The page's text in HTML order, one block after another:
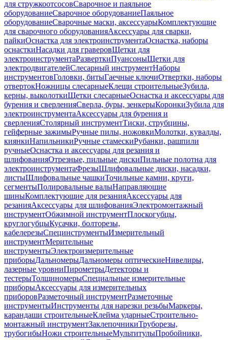
для стружкоотсосовСварочное и паяльное
оборудованиеСварочное оборудованиеПаяльное
оборудованиеСварочные маски, аксессуарыКомплектующие
для сварочного оборудованияАксессуары для сварки,
пайкиОснастка для электроинструментаОснастка, наборы
оснасткиНасадки для граверовЩетки для
электроинструментаРазверткиПуансоныЩетки для
электродвигателейСлесарный инструментНаборы
инструментовГоловки, битыГаечные ключиОтвертки, наборы
отвертокНожницы слесарныеКлещи строительныеЗубила,
керны, выколоткиЩетки слесарныеОснастка и аксессуары для
бурения и сверленияСверла, буры, зенкерыКоронкиЗубила для
электроинструментаАксессуары для бурения и
сверленияСтолярный инструментТиски, струбцины,
гейферные зажимыРучные пилы, ножовкиМолотки, кувалды,
киянкиНапильникиРучные стамескиРубанки, рашпили
ручныеОснастка и аксессуары для резания и
шлифованияОтрезные, пильные дискиПильные полотна для
электроинструментаФрезыШлифовальные диски, насадки,
листыШлифовальные чашкиТочильные камни, круги,
сегментыПолировальные валыНаправляющие
шиныКомплектующие для резанияАксессуары для
резанияАксессуары для шлифованияЭлектромонтажный
инструментОбжимной инструментПлоскогубцы,
круглогубцыКусачки, болторезы,
кабелерезыСпецинструментыИзмерительный
инструментМерительные
инструментыЭлектроизмерительные
приборыДальномерыДальномеры оптическиеНивелиры,
лазерные уровниПирометрыДетекторы и
тестерыТолщиномерыСпециальные измерительные
приборыАксессуары для измерительных
приборовРазметочный инструментРазметочные
инструментыИнструменты для нарезки резьбыМаркеры,
карандаши строительныеКлейма ударныеСтроительно-
монтажный инструментЗаклепочникиТруборезы,
трубогибыНожи строительныеМультитулыПробойники,